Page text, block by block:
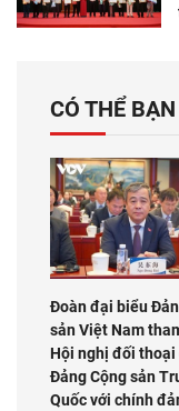
CÓ THỂ
Đoàn đại biểu
sản Việt Nam
Hội nghị đối thoại
Đảng Cộng sản
Quốc với chính